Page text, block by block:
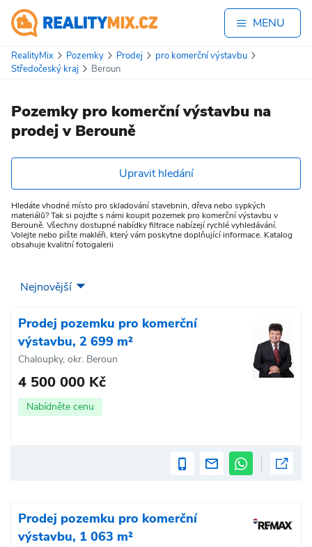
MENU
RealityMix Pozemky Prodej
pro komerční výstavbu
Středočeský kraj
Beroun
Pozemky pro komerční výstavbu na
prodej v Berouně
Upravit hledání
Hledáte vhodné místo pro skladování stavebnin, dřeva nebo sypkých
materiálů? Tak si pojďte s námi koupit pozemek pro komerční výstavbu v
Berouně. Všechny dostupné nabídky filtrace nabízejí rychlé vyhledávání.
Volejte nebo pište makléři, který vám poskytne doplňující informace. Katalog
obsahuje kvalitní fotogalerii
Prodej pozemku pro komerční
výstavbu, 2 699 m²
Chaloupky, okr. Beroun
4 500 000 Kč
Nabídněte cenu
Prodej pozemku pro komerční
výstavbu, 1 063 m²